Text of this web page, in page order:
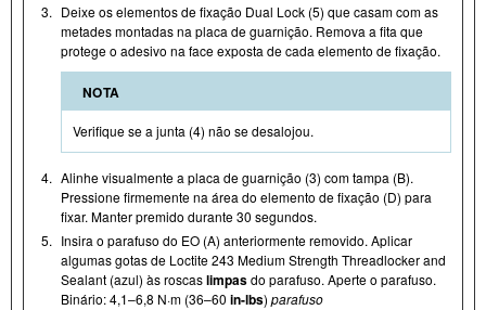
3. Deixe os elementos de fixação Dual Lock (5) que casam com as
metades montadas na placa de guarnição. Remova a fita que
protege o adesivo na face exposta de cada elemento de fixação.
NOTA
Verifique se a junta (4) não se desalojou.
4. Alinhe visualmente a placa de guarnição (3) com tampa (B).
Pressione firmemente na área do elemento de fixação (D) para
fixar. Manter premido durante 30 segundos.
5. Insira o parafuso do EO (A) anteriormente removido. Aplicar
algumas gotas de Loctite 243 Medium Strength Threadlocker and
Sealant (azul) às roscaslimpasdo parafuso. Aperte o parafuso.
Binário: 4,1–6,8 N·m (36–60 in-lbs) parafuso